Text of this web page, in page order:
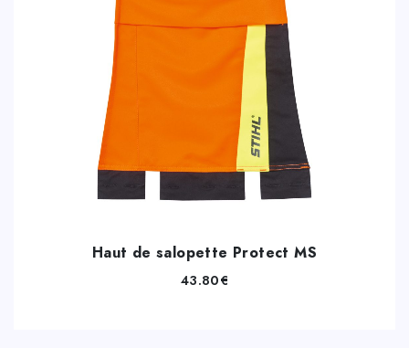
Haut de salopette Protect MS
43.80€